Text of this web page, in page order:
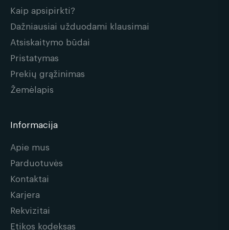
Kaip apsipirkti?
Dažniausiai užduodami klausimai
Atsiskaitymo būdai
Pristatymas
Prekių grąžinimas
Žemėlapis
Informacija
Apie mus
Parduotuvės
Kontaktai
Karjera
Rekvizitai
Etikos kodeksas